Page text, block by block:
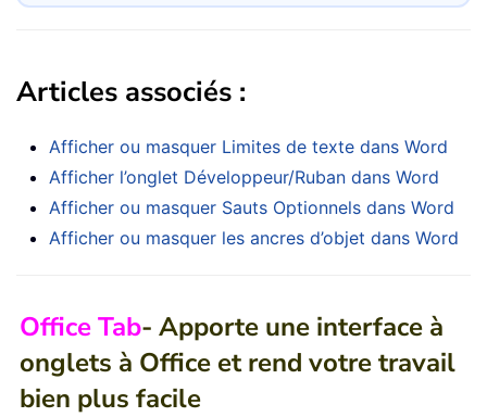
Articles associés :
Afficher ou masquer Limites de texte dans Word
Afficher l’onglet Développeur/Ruban dans Word
Afficher ou masquer Sauts Optionnels dans Word
Afficher ou masquer les ancres d’objet dans Word
Office Tab- Apporte une interface à
onglets à Office et rend votre travail
bien plus facile